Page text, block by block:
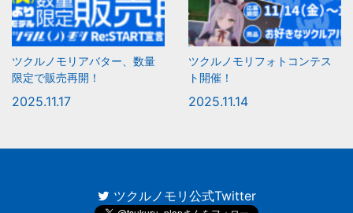
ツクルノモリアバター、数量
限定で販売再開！
2025.11.17
ツクルノモリフォトコンテス
ト開催！
2025.11.14
ツクルノモリ公式Twitter